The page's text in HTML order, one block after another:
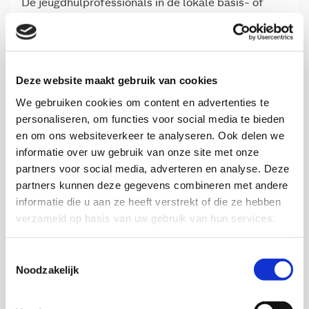
Deze website maakt gebruik van cookies
We gebruiken cookies om content en advertenties te
personaliseren, om functies voor social media te bieden
en om ons websiteverkeer te analyseren. Ook delen we
informatie over uw gebruik van onze site met onze
partners voor social media, adverteren en analyse. Deze
partners kunnen deze gegevens combineren met andere
informatie die u aan ze heeft verstrekt of die ze hebben
verzameld op basis van uw gebruik van hun services.
Noodzakelijk
De jeugdhulprofessionals in de lokale basis- of
toegangsteams hebben in al deze gemeenten een
groot mandaat.”
Samenhang
Jan-Kees Helderman, universitair hoofddocent
bestuurskunde van de Radboud Universiteit vult
aan: “De essentie van onze bevindingen is dat er
niet één of meerdere geïsoleerde maatregelen of
interventies zijn die het verschil kunnen maken.
Het gaat veeleer om de wijze waarop
kwaliteitscyclus op de verschillende niveaus houdt